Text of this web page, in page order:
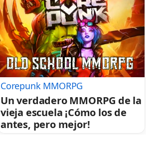
Corepunk MMORPG
Un verdadero MMORPG de la
vieja escuela ¡Cómo los de
antes, pero mejor!